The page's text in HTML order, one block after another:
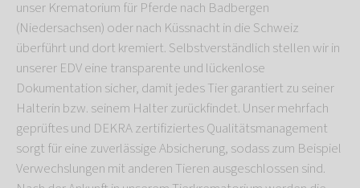
unser Krematorium für Pferde nach Badbergen
(Niedersachsen) oder nach Küssnacht in die Schweiz
überführt und dort kremiert. Selbstverständlich stellen wir in
unserer EDV eine transparente und lückenlose
Dokumentation sicher, damit jedes Tier garantiert zu seiner
Halterin bzw. seinem Halter zurückfindet. Unser mehrfach
geprüftes und DEKRA zertifiziertes Qualitätsmanagement
sorgt für eine zuverlässige Absicherung, sodass zum Beispiel
Verwechslungen mit anderen Tieren ausgeschlossen sind.